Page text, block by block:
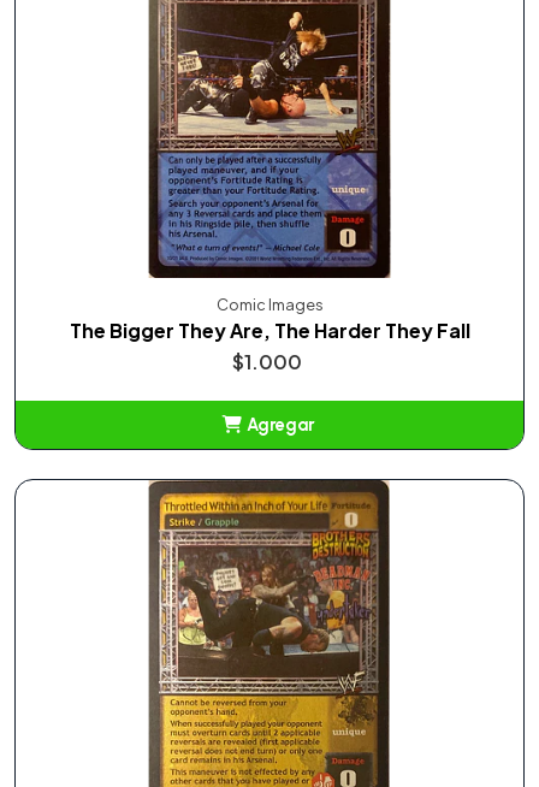
Comic Images
The Bigger They Are, The Harder They Fall
$1.000
Agregar